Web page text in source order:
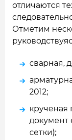
отличаются
Отметим
сварная,
2012;
крученая
документ
сетки);